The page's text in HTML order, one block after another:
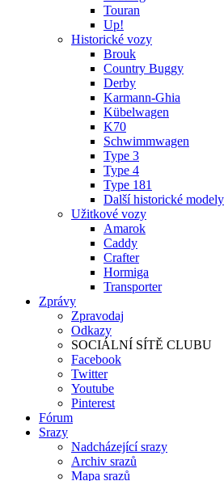
Touran
Up!
Historické vozy
Brouk
Country Buggy
Derby
Karmann-Ghia
Kübelwagen
K70
Schwimmwagen
Type 3
Type 4
Type 181
Další historické modely
Užitkové vozy
Amarok
Caddy
Crafter
Hormiga
Transporter
Zprávy
Zpravodaj
Odkazy
SOCIÁLNÍ SÍTĚ CLUBU
Facebook
Twitter
Youtube
Pinterest
Fórum
Srazy
Nadcházející srazy
Archiv srazů
Mapa srazů